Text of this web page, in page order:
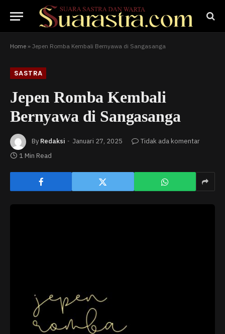
Home » Jepen Romba Kembali Bernyawa di Sangasanga
SASTRA
Jepen Romba Kembali
Bernyawa di Sangasanga
By Redaksi Januari 27, 2025
Tidak ada komentar
1 Min Read